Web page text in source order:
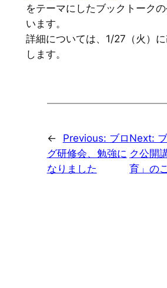
をテーマにしたブックトーク
います。
詳細については、1/27（火）
します。
← Previous: ブロ
グ研修会、勉強に
なりました
Next:
ク公開
育」の